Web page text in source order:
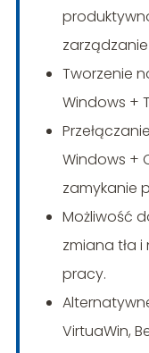
Tworzenie
Windows +
Windows +
zamykanie
Możliwość
zmiana tła
pracy.
VirtuaWin,